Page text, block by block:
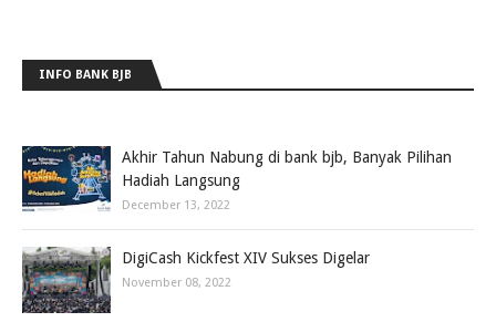
INFO BANK BJB
Akhir Tahun Nabung di bank bjb, Banyak Pilihan
Hadiah Langsung
December 13, 2022
DigiCash Kickfest XIV Sukses Digelar
November 08, 2022